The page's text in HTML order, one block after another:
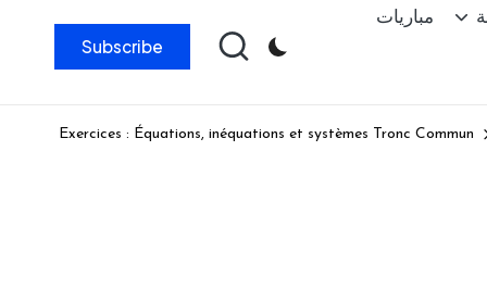
مباريات
Subscribe
Exercices : Équations, inéquations et systèmes Tronc Commun